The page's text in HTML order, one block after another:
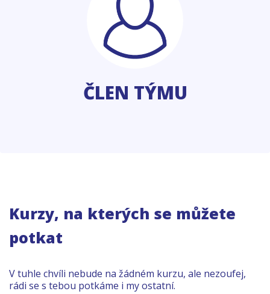
ČLEN TÝMU
Kurzy, na kterých se můžete
potkat
V tuhle chvíli nebude na žádném kurzu, ale nezoufej,
rádi se s tebou potkáme i my ostatní.